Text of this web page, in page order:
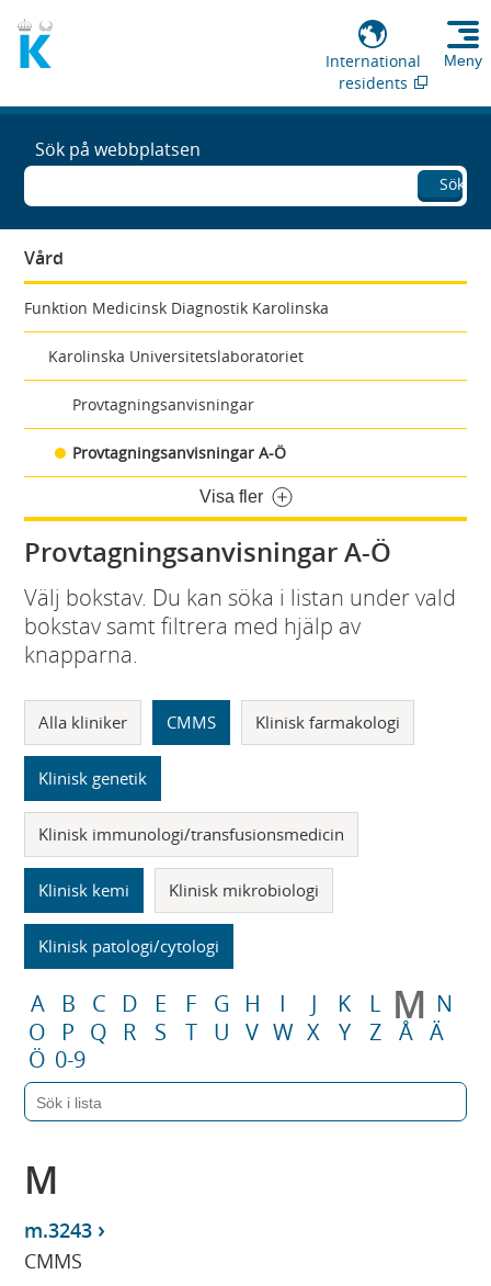
International
residents
Meny
Sök på webbplatsen
Sök
Vård
Funktion Medicinsk Diagnostik Karolinska
Karolinska Universitetslaboratoriet
Provtagningsanvisningar
Provtagningsanvisningar A-Ö
Visa fler
Provtagningsanvisningar A-Ö
Välj bokstav. Du kan söka i listan under vald
bokstav samt filtrera med hjälp av
knapparna.
Alla kliniker CMMS Klinisk farmakologi
Klinisk genetik
Klinisk immunologi/transfusionsmedicin
Klinisk kemi Klinisk mikrobiologi
Klinisk patologi/cytologi
A B C D E F G H I J K L M N
O
P Q R S T U V W X Y Z Å Ä
Ö 0-9
M
m.3243
CMMS